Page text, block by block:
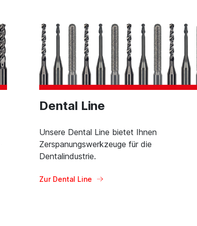
Dental Line
Unsere Dental Line bietet Ihnen
Zerspanungswerkzeuge für die
Dentalindustrie.
Zur Dental Line